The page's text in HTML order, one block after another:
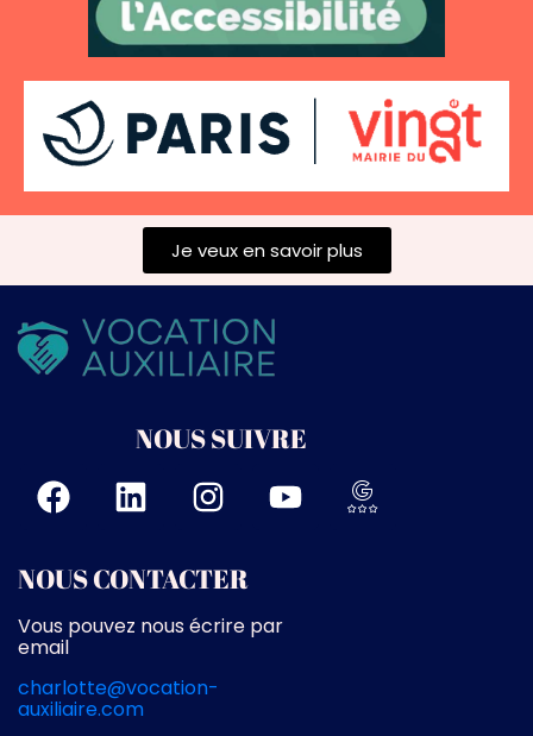
Je veux en savoir plus
NOUS SUIVRE
NOUS CONTACTER
Vous pouvez nous écrire par
email
charlotte@vocation-
auxiliaire.com